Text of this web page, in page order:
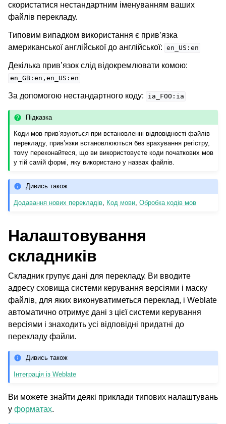
скористатися нестандартним іменуванням ваших
файлів перекладу.
Типовим випадком використання є прив’язка
американської англійської до англійської: en_US:en
Декілька прив’язок слід відокремлювати комою:
en_GB:en,en_US:en
За допомогою нестандартного коду: ia_FOO:ia
Підказка
Коди мов прив’язуються при встановленні відповідності файлів
перекладу, прив’язки встановлюються без врахування регістру,
тому переконайтеся, що ви використовуєте коди початкових мов
у тій самій формі, яку використано у назвах файлів.
Дивись також
Додавання нових перекладів Код мови ,Обробка кодів мов
Налаштовування
складників
Складник групує дані для перекладу. Ви вводите
адресу сховища системи керування версіями і маску
файлів, для яких виконуватиметься переклад, і Weblate
автоматично отримує дані з цієї системи керування
версіями і знаходить усі відповідні придатні до
перекладу файли.
Дивись також
Інтеграція із Weblate
Ви можете знайти деякі приклади типових налаштувань
у форматах.